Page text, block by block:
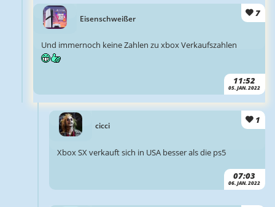
Eisenschweißer
7
11:52
05. JAN. 2022
Und immernoch keine Zahlen zu xbox Verkaufszahlen
cicci
1
07:03
06. JAN. 2022
Xbox SX verkauft sich in USA besser als die ps5